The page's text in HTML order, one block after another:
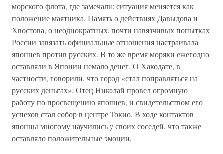
морского флота, где замечали: ситуация меняется как
положение маятника. Память о действиях Давыдова и
Хвостова, о неоднократных, почти навязчивых попытках
России завязать официальные отношения настраивала
японцев против русских. В то же время моряки ежегодно
оставляли в Японии немало денег. О Хакодате, в
частности, говорили, что город «стал поправляться на
русских деньгах». Отец Николай провел огромную
работу по просвещению японцев, и свидетельством его
успехов стал собор в центре Токио. В ходе контактов
японцы многому научились у своих соседей, что также
оставляло положительные эмоции.